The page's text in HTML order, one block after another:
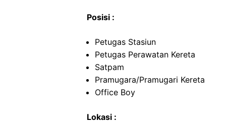
Posisi :
Petugas Stasiun
Petugas Perawatan Kereta
Satpam
Pramugara/Pramugari Kereta
Office Boy
Lokasi :